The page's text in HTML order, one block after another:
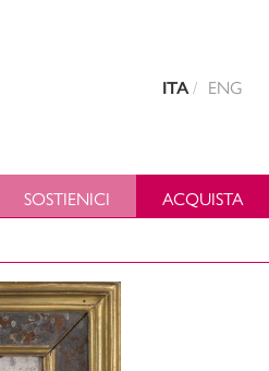
ITA ENG
SOSTIENICI ACQUISTA